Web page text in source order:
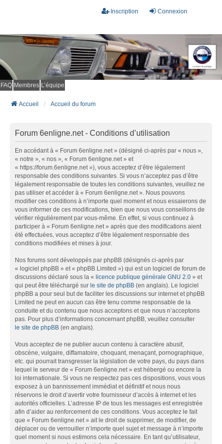
Connexion
Inscription
FAQ Membres L’équipe
Accueil Accueil du forum
Forum 6enligne.net - Conditions d’utilisation
En accédant à « Forum 6enligne.net » (désigné ci-après par « nous »,
« notre », « nos », « Forum 6enligne.net » et
« https://forum.6enligne.net »), vous acceptez d’être légalement
responsable des conditions suivantes. Si vous n’acceptez pas d’être
légalement responsable de toutes les conditions suivantes, veuillez ne
pas utiliser et accéder à « Forum 6enligne.net ». Nous pouvons
modifier ces conditions à n’importe quel moment et nous essaierons de
vous informer de ces modifications, bien que nous vous conseillons de
vérifier régulièrement par vous-même. En effet, si vous continuez à
participer à « Forum 6enligne.net » après que des modifications aient
été effectuées, vous acceptez d’être légalement responsable des
conditions modifiées et mises à jour.
Nos forums sont développés par phpBB (désignés ci-après par
« logiciel phpBB » et « phpBB Limited ») qui est un logiciel de forum de
discussions déclaré sous la « licence publique générale GNU 2.0 » et
qui peut être téléchargé sur le site de phpBB (en anglais). Le logiciel
phpBB a pour seul but de faciliter les discussions sur internet et phpBB
Limited ne peut en aucun cas être tenu comme responsable de la
conduite et du contenu que nous acceptons et que nous n’acceptons
pas. Pour plus d’informations concernant phpBB, veuillez consulter
le site de phpBB (en anglais).
Vous acceptez de ne publier aucun contenu à caractère abusif,
obscène, vulgaire, diffamatoire, choquant, menaçant, pornographique,
etc. qui pourrait transgresser la législation de votre pays, du pays dans
lequel le serveur de « Forum 6enligne.net » est hébergé ou encore la
loi internationale. Si vous ne respectez pas ces dispositions, vous vous
exposez à un bannissement immédiat et définitif et nous nous
réservons le droit d’avertir votre fournisseur d’accès à internet et les
autorités officielles. L’adresse IP de tous les messages est enregistrée
afin d’aider au renforcement de ces conditions. Vous acceptez le fait
que « Forum 6enligne.net » ait le droit de supprimer, de modifier, de
déplacer ou de verrouiller n’importe quel sujet et message à n’importe
quel moment si nous estimons cela nécessaire. En tant qu’utilisateur,